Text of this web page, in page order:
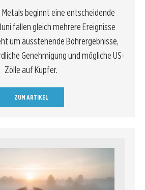
Metals beginnt eine entscheidende
fallen gleich mehrere Ereignisse
um ausstehende Bohrergebnisse,
Genehmigung und mögliche US-
Zölle auf Kupfer.
ZUM ARTIKEL